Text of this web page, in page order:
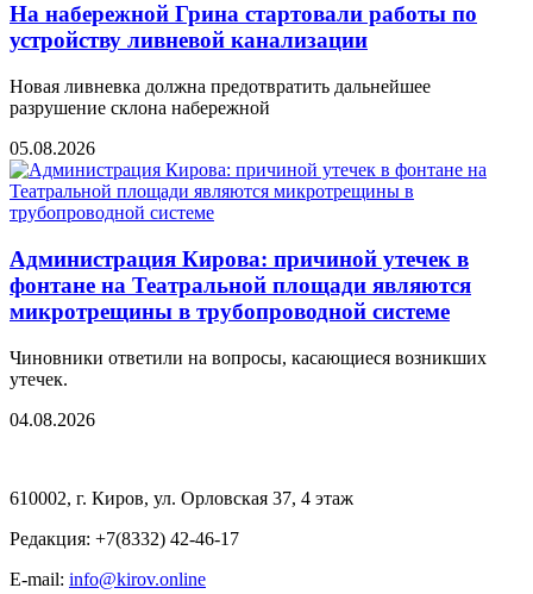
На набережной Грина стартовали работы по
устройству ливневой канализации
Новая ливневка должна предотвратить дальнейшее
разрушение склона набережной
05.08.2026
Администрация Кирова: причиной утечек в
фонтане на Театральной площади являются
микротрещины в трубопроводной системе
Чиновники ответили на вопросы, касающиеся возникших
утечек.
04.08.2026
610002, г. Киров, ул. Орловская 37, 4 этаж
Редакция: +7(8332) 42-46-17
E-mail: info@kirov.online